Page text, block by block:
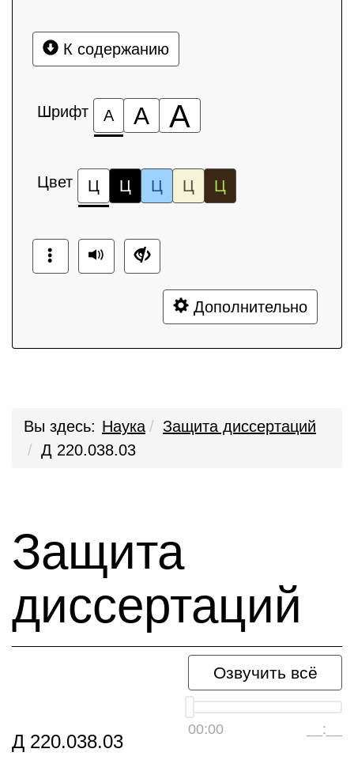
К содержанию
Шрифт А А А
Цвет Ц Ц Ц Ц Ц
Дополнительно
Вы здесь: Наука
Защита диссертаций
Д 220.038.03
Защита
диссертаций
Озвучить всё
00:00 __:__
Д 220.038.03